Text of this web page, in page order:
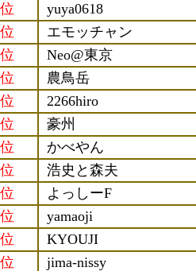
yuya0618
エモッチャン
Neo@東京
農鳥岳
2266hiro
豪州
かべやん
浩史と森夫
よっしーF
yamaoji
KYOUJI
jima-nissy